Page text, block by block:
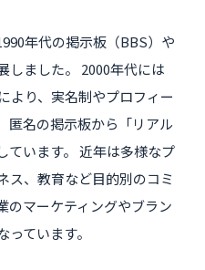
年代の掲示板（BBS）や
しました。 2000年代には
り、実名制やプロフィー
匿名の掲示板から「リアル
ています。 近年は多様なプ
ス、教育など目的別のコミ
のマーケティングやブラン
ています。